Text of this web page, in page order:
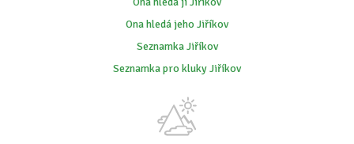
Ona hledá jeho Jiříkov
Seznamka Jiříkov
Seznamka pro kluky Jiříkov